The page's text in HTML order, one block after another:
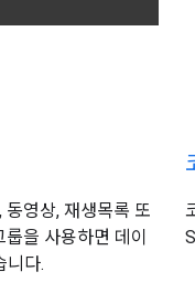
영상, 재생목록 또
을 사용하면 데이
니다.